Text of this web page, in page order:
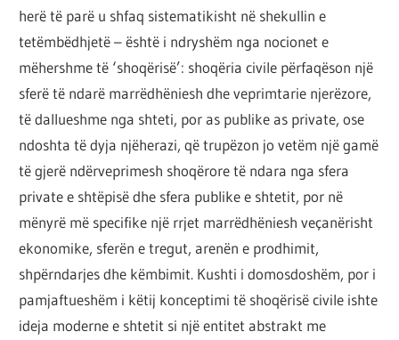
herë të parë u shfaq sistematikisht në shekullin e
tetëmbëdhjetë – është i ndryshëm nga nocionet e
mëhershme të ‘shoqërisë’: shoqëria civile përfaqëson një
sferë të ndarë marrëdhëniesh dhe veprimtarie njerëzore,
të dallueshme nga shteti, por as publike as private, ose
ndoshta të dyja njëherazi, që trupëzon jo vetëm një gamë
të gjerë ndërveprimesh shoqërore të ndara nga sfera
private e shtëpisë dhe sfera publike e shtetit, por në
mënyrë më specifike një rrjet marrëdhëniesh veçanërisht
ekonomike, sferën e tregut, arenën e prodhimit,
shpërndarjes dhe këmbimit. Kushti i domosdoshëm, por i
pamjaftueshëm i këtij konceptimi të shoqërisë civile ishte
ideja moderne e shtetit si një entitet abstrakt me